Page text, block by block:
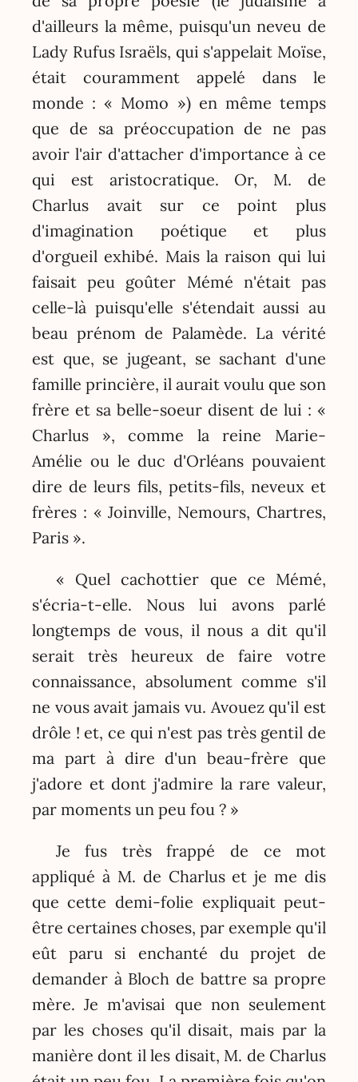
d'ailleurs la même, puisqu'un neveu de
Lady Rufus Israëls, qui s'appelait Moïse,
était couramment appelé dans le
monde : « Momo ») en même temps
que de sa préoccupation de ne pas
avoir l'air d'attacher d'importance à ce
qui est aristocratique. Or, M. de
Charlus avait sur ce point plus
d'imagination poétique et plus
d'orgueil exhibé. Mais la raison qui lui
faisait peu goûter Mémé n'était pas
celle-là puisqu'elle s'étendait aussi au
beau prénom de Palamède. La vérité
est que, se jugeant, se sachant d'une
famille princière, il aurait voulu que son
frère et sa belle-soeur disent de lui : «
Charlus », comme la reine Marie-
Amélie ou le duc d'Orléans pouvaient
dire de leurs fils, petits-fils, neveux et
frères : « Joinville, Nemours, Chartres,
Paris ».
« Quel cachottier que ce Mémé,
s'écria-t-elle. Nous lui avons parlé
longtemps de vous, il nous a dit qu'il
serait très heureux de faire votre
connaissance, absolument comme s'il
ne vous avait jamais vu. Avouez qu'il est
drôle ! et, ce qui n'est pas très gentil de
ma part à dire d'un beau-frère que
j'adore et dont j'admire la rare valeur,
par moments un peu fou ? »
Je fus très frappé de ce mot
appliqué à M. de Charlus et je me dis
que cette demi-folie expliquait peut-
être certaines choses, par exemple qu'il
eût paru si enchanté du projet de
demander à Bloch de battre sa propre
mère. Je m'avisai que non seulement
par les choses qu'il disait, mais par la
manière dont il les disait, M. de Charlus